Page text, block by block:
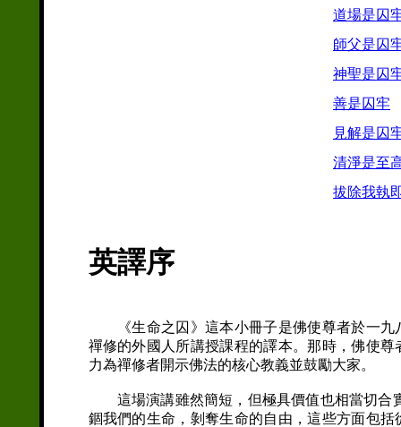
道場是囚
師父是囚
神聖是囚
善是囚牢
見解是囚
清淨是至
拔除我執
英譯序
《生命之囚》這本小冊子是佛使尊者於一九
禪修的外國人所講授課程的譯本。那時，佛使
力為禪修者開示佛法的核心教義並鼓勵大家。
這場演講雖然簡短，但極具價值也相當切合
錮我們的生命，剝奪生命的自由，這些方面包